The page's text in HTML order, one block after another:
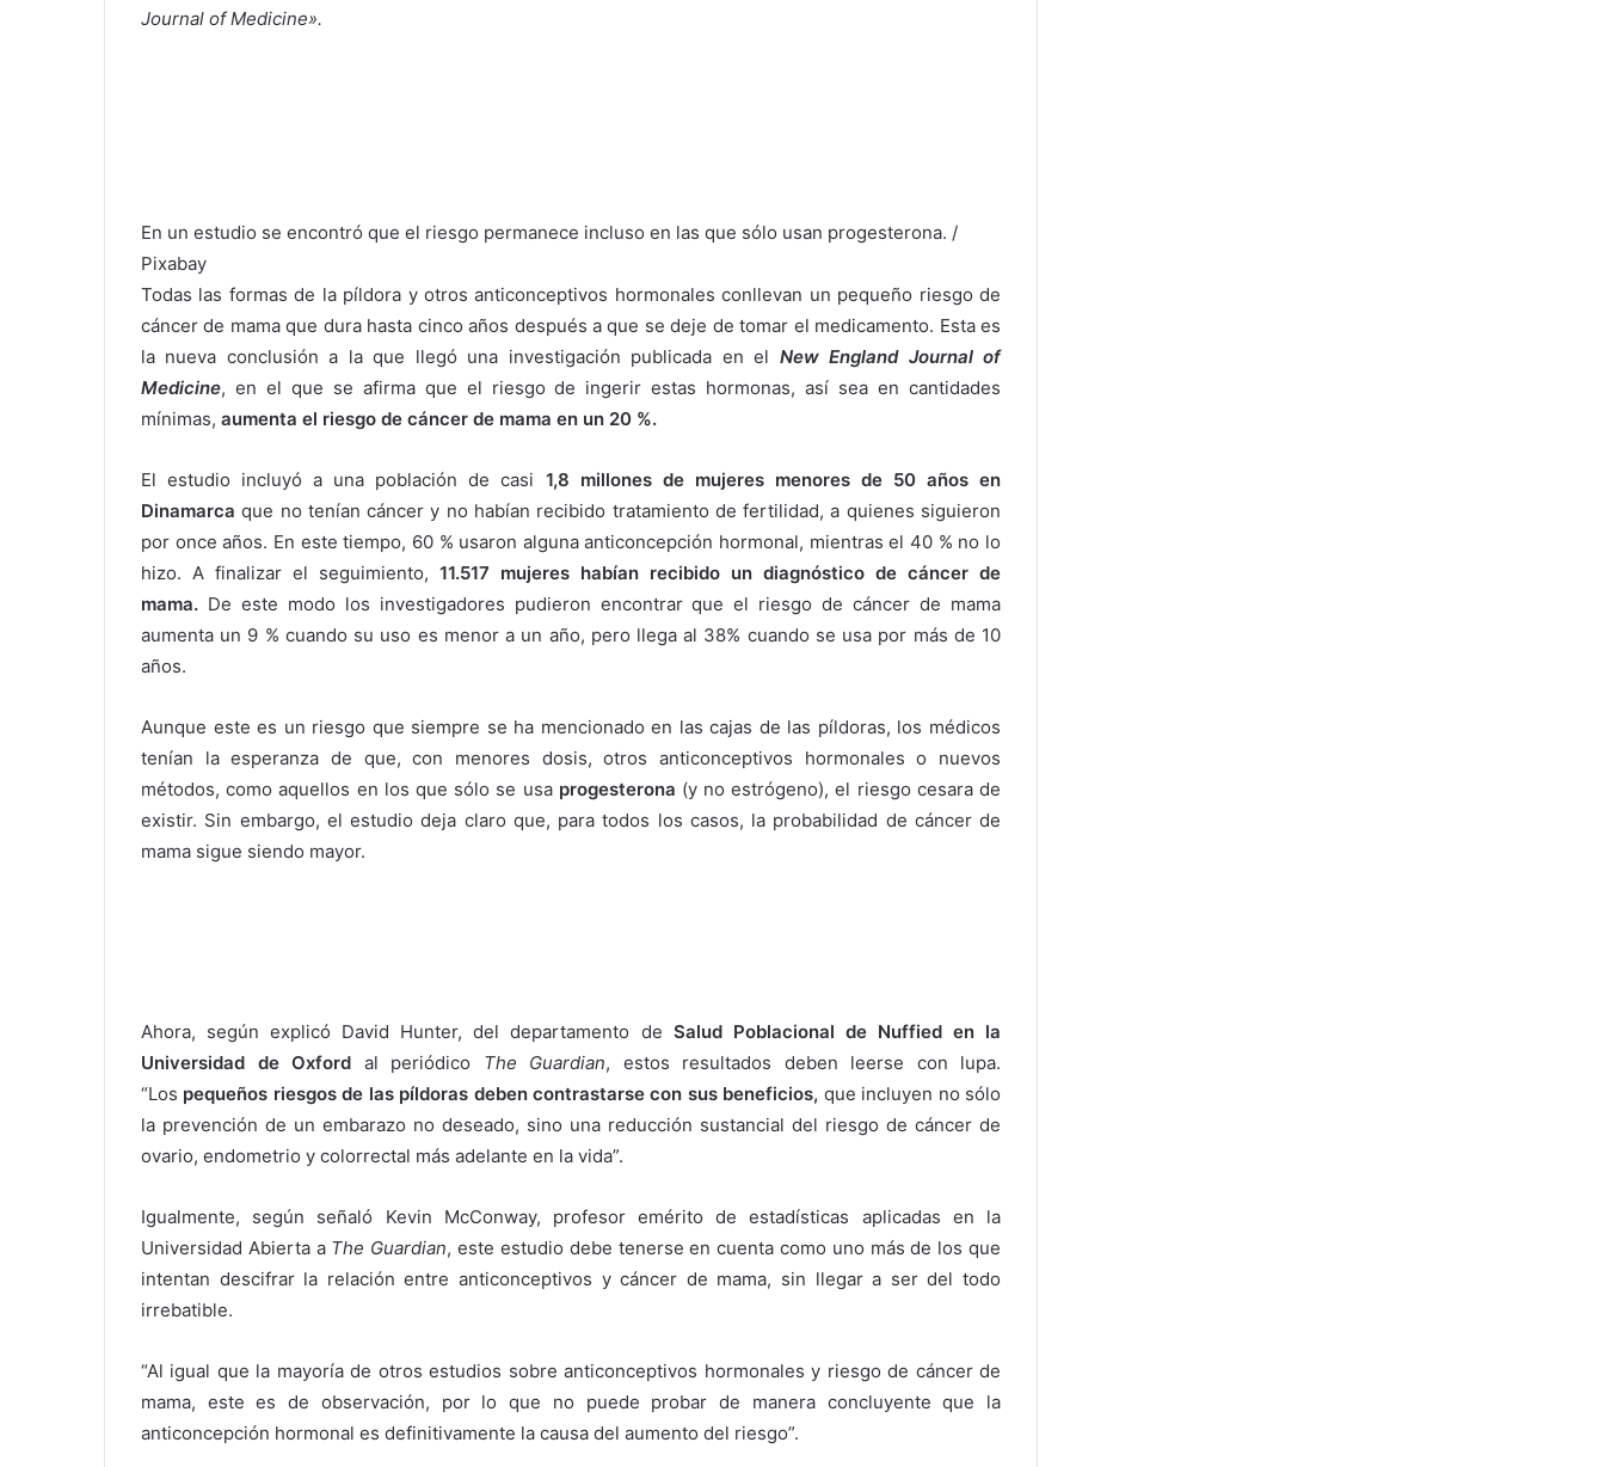
Journal of Medicine».
En un estudio se encontró que el riesgo permanece incluso en las que sólo usan progesterona. /
Pixabay
Todas las formas de la píldora y otros anticonceptivos hormonales conllevan un pequeño riesgo de
cáncer de mama que dura hasta cinco años después a que se deje de tomar el medicamento. Esta es
la nueva conclusión a la que llegó una investigación publicada en el New England Journal of
Medicine, en el que se afirma que el riesgo de ingerir estas hormonas, así sea en cantidades
mínimas, aumenta el riesgo de cáncer de mama en un 20 %.
El estudio incluyó a una población de casi 1,8 millones de mujeres menores de 50 años en
Dinamarcaque no tenían cáncer y no habían recibido tratamiento de fertilidad, a quienes siguieron
por once años. En este tiempo, 60 % usaron alguna anticoncepción hormonal, mientras el 40 % no lo
hizo. A finalizar el seguimiento, 11.517 mujeres habían recibido un diagnóstico de cáncer de
mama. De este modo los investigadores pudieron encontrar que el riesgo de cáncer de mama
aumenta un 9 % cuando su uso es menor a un año, pero llega al 38% cuando se usa por más de 10
años.
Aunque este es un riesgo que siempre se ha mencionado en las cajas de las píldoras, los médicos
tenían la esperanza de que, con menores dosis, otros anticonceptivos hormonales o nuevos
métodos, como aquellos en los que sólo se usa progesterona (y no estrógeno), el riesgo cesara de
existir. Sin embargo, el estudio deja claro que, para todos los casos, la probabilidad de cáncer de
mama sigue siendo mayor.
Ahora, según explicó David Hunter, del departamento de Salud Poblacional de Nuffied en la
Universidad de Oxford al periódico The Guardian, estos resultados deben leerse con lupa.
“Los pequeños riesgos de las píldoras deben contrastarse con sus beneficios, que incluyen no sólo
la prevención de un embarazo no deseado, sino una reducción sustancial del riesgo de cáncer de
ovario, endometrio y colorrectal más adelante en la vida”.
Igualmente, según señaló Kevin McConway, profesor emérito de estadísticas aplicadas en la
Universidad Abierta a The Guardian, este estudio debe tenerse en cuenta como uno más de los que
intentan descifrar la relación entre anticonceptivos y cáncer de mama, sin llegar a ser del todo
irrebatible.
“Al igual que la mayoría de otros estudios sobre anticonceptivos hormonales y riesgo de cáncer de
mama, este es de observación, por lo que no puede probar de manera concluyente que la
anticoncepción hormonal es definitivamente la causa del aumento del riesgo”.